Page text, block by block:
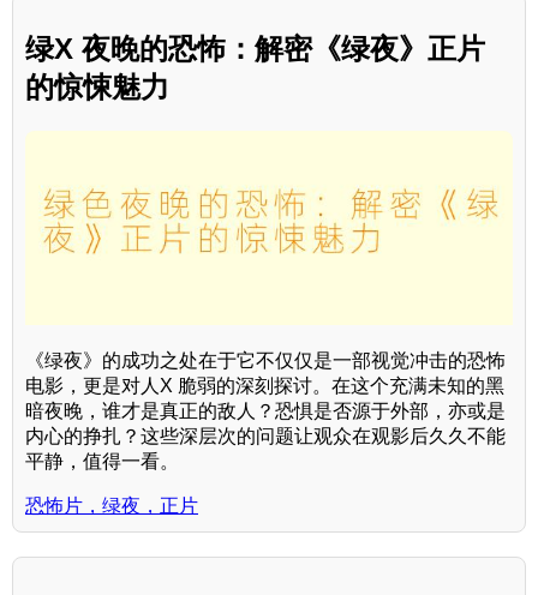
绿X 夜晚的恐怖：解密《绿夜》正片
的惊悚魅力
《绿夜》的成功之处在于它不仅仅是一部视觉冲击的恐怖
电影，更是对人X 脆弱的深刻探讨。在这个充满未知的黑
暗夜晚，谁才是真正的敌人？恐惧是否源于外部，亦或是
内心的挣扎？这些深层次的问题让观众在观影后久久不能
平静，值得一看。
恐怖片，绿夜，正片